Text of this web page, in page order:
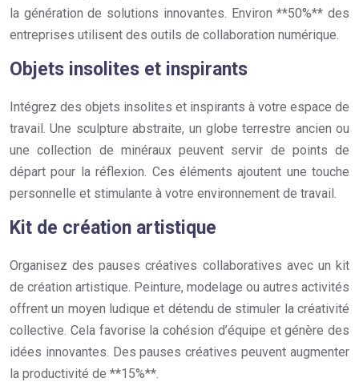
la génération de solutions innovantes. Environ **50%** des
entreprises utilisent des outils de collaboration numérique.
Objets insolites et inspirants
Intégrez des objets insolites et inspirants à votre espace de
travail. Une sculpture abstraite, un globe terrestre ancien ou
une collection de minéraux peuvent servir de points de
départ pour la réflexion. Ces éléments ajoutent une touche
personnelle et stimulante à votre environnement de travail.
Kit de création artistique
Organisez des pauses créatives collaboratives avec un kit
de création artistique. Peinture, modelage ou autres activités
offrent un moyen ludique et détendu de stimuler la créativité
collective. Cela favorise la cohésion d’équipe et génère des
idées innovantes. Des pauses créatives peuvent augmenter
la productivité de **15%**.